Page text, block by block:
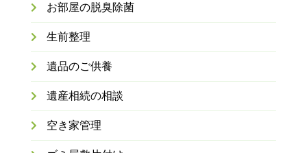
お部屋の脱臭除菌
生前整理
遺品のご供養
遺産相続の相談
空き家管理